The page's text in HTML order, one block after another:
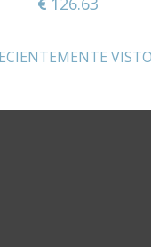
hecho a mano